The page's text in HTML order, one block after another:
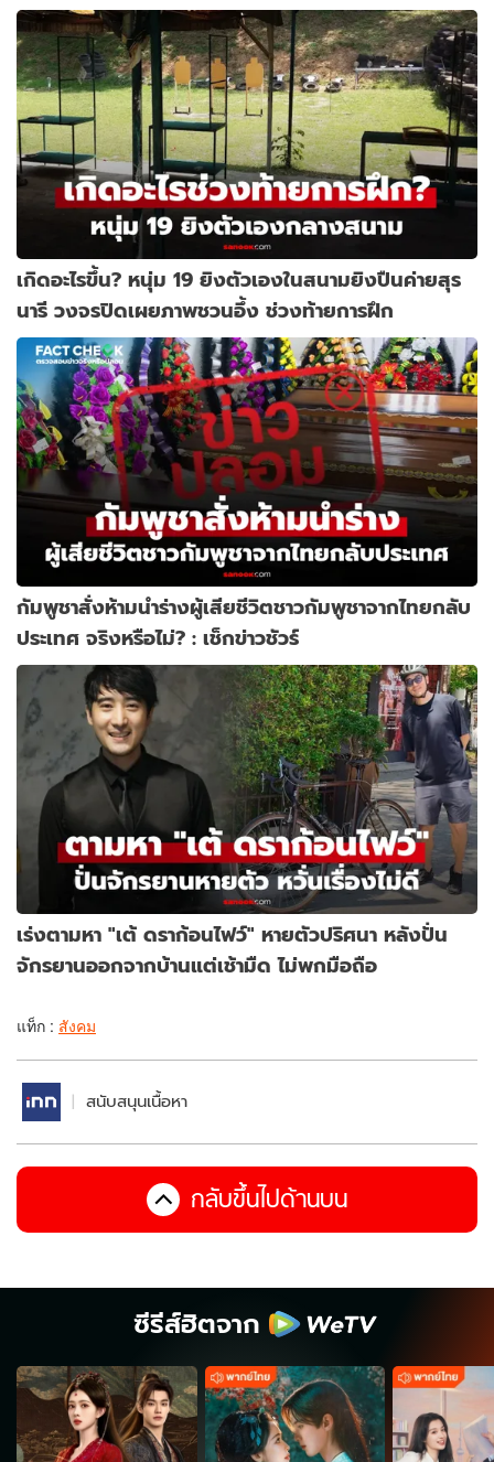
เกิดอะไรขึ้น? หนุ่ม 19 ยิงตัวเองในสนามยิงปืนค่ายสุร
นารี วงจรปิดเผยภาพชวนอึ้ง ช่วงท้ายการฝึก
กัมพูชาสั่งห้ามนำร่างผู้เสียชีวิตชาวกัมพูชาจากไทยกลับ
ประเทศ จริงหรือไม่? : เช็กข่าวชัวร์
เร่งตามหา "เต้ ดราก้อนไฟว์" หายตัวปริศนา หลังปั่น
จักรยานออกจากบ้านแต่เช้ามืด ไม่พกมือถือ
แท็ก : สังคม
สนับสนุนเนื้อหา
กลับขึ้นไปด้านบน
ซีรีส์ฮิตจาก